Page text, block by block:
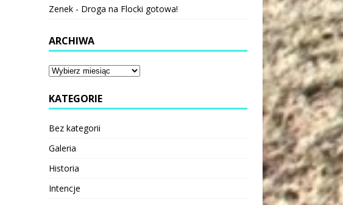
Zenek- Droga na Flocki gotowa!
ARCHIWA
KATEGORIE
Bez kategorii
Galeria
Historia
Intencje